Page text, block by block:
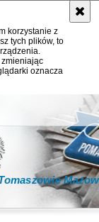
korzystanie z
tych plików, to
zmieniając
oznacza